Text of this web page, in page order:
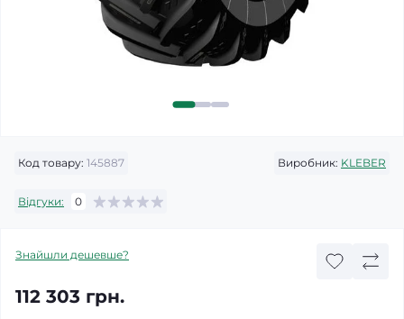
Код товару: 145887 Виробник: KLEBER
Відгуки: 0
Знайшли дешевше?
112 303 грн.